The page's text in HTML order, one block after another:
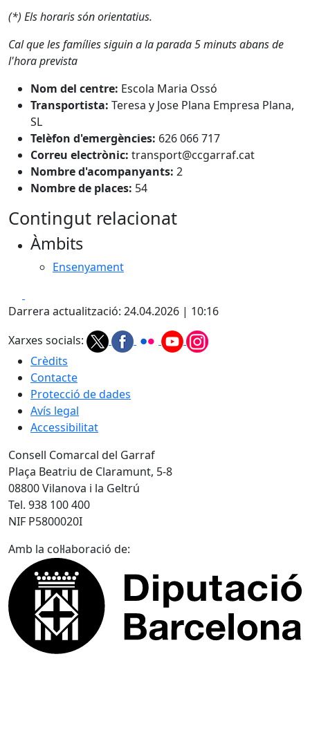
(*) Els horaris són orientatius.
Cal que les famílies siguin a la parada 5 minuts abans de
l'hora prevista
Nom del centre: Escola Maria Ossó
Transportista: Teresa y Jose Plana Empresa Plana,
SL
Telèfon d'emergències: 626 066 717
Correu electrònic: transport@ccgarraf.cat
Nombre d'acompanyants: 2
Nombre de places: 54
Contingut relacionat
Àmbits
Ensenyament
Darrera actualització: 24.04.2026 | 10:16
Xarxes socials:
Crèdits
Contacte
Protecció de dades
Avís legal
Accessibilitat
Consell Comarcal del Garraf
Plaça Beatriu de Claramunt, 5-8
08800 Vilanova i la Geltrú
Tel. 938 100 400
NIF P5800020I
Amb la col·laboració de: